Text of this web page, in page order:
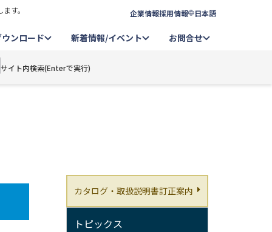
す。 企業情報採用情報 日本語
ウンロード 新着情報/イベント お問合せ
サイト内検索(Enterで実行)
カタログ・取扱説明書訂正案内
トピックス